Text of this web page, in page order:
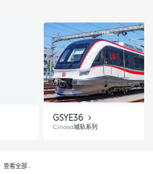
GSYE36
Cinova城轨系列
查看全部…